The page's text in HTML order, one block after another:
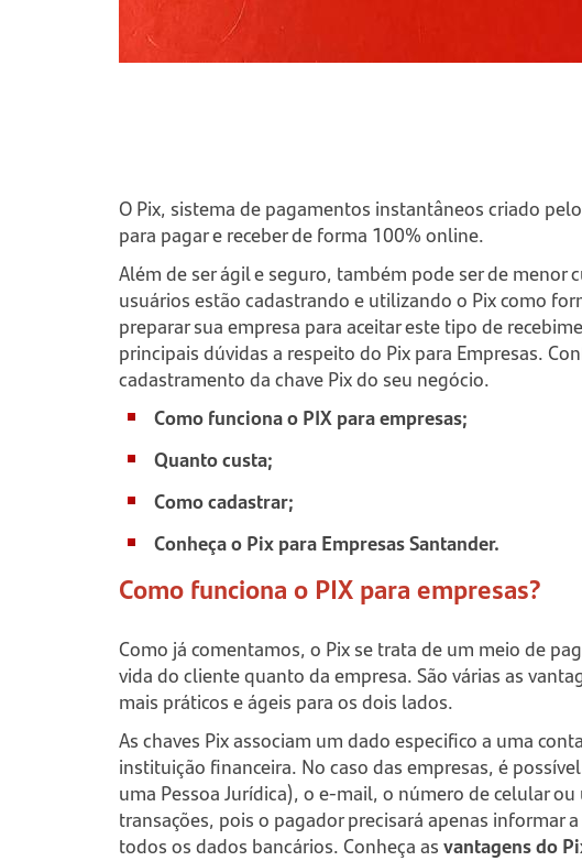
O Pix, sistema de pagamentos instantâneos criado
para pagar e receber de forma 100% online.
Além de ser ágil e seguro, também pode ser de menor
usuários estão cadastrando e utilizando o Pix como
preparar sua empresa para aceitar este tipo de
principais dúvidas a respeito do Pix para Empresas.
cadastramento da chave Pix do seu negócio.
Como funciona o PIX para empresas;
Quanto custa;
Como cadastrar;
Conheça o Pix para Empresas Santander.
Como funciona o PIX para empresas?
Como já comentamos, o Pix se trata de um meio de
vida do cliente quanto da empresa. São várias as
mais práticos e ágeis para os dois lados.
As chaves Pix associam um dado especifico a uma
instituição financeira. No caso das empresas, é
uma Pessoa Jurídica), o e-mail, o número de celular
transações, pois o pagador precisará apenas informar
todos os dados bancários. Conheça asvantagens do